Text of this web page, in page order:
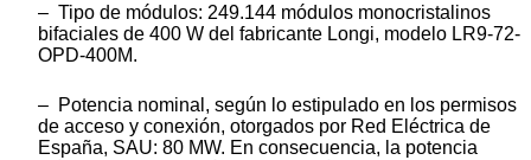
– Tipo de módulos: 249.144 módulos monocristalinos
bifaciales de 400 W del fabricante Longi, modelo LR9-72-
OPD-400M.
– Potencia nominal, según lo estipulado en los permisos
de acceso y conexión, otorgados por Red Eléctrica de
España, SAU: 80 MW. En consecuencia, la potencia